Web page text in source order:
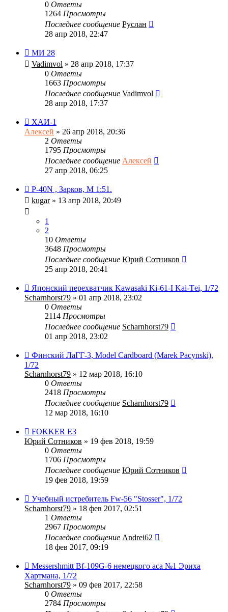
0 Ответы
1264 Просмотры
Последнее сообщение Руслан
28 апр 2018, 22:47
МИ 28
Vadimvol » 28 апр 2018, 17:37
0 Ответы
1663 Просмотры
Последнее сообщение Vadimvol
28 апр 2018, 17:37
ХАИ-1
Алексей » 26 апр 2018, 20:36
2 Ответы
1795 Просмотры
Последнее сообщение Алексей
27 апр 2018, 06:25
P-40N , Зарков, М 1:51.
kugar» 13 апр 2018, 20:49
1
2
10 Ответы
3648 Просмотры
Последнее сообщение Юрий Сотников
25 апр 2018, 20:41
Японский перехватчик Kawasaki Ki-61-I Kai-Тei, 1/72
Scharnhorst79 » 01 апр 2018, 23:02
0 Ответы
2114 Просмотры
Последнее сообщение Scharnhorst79
01 апр 2018, 23:02
Финский ЛаГГ-3, Model Cardboard (Marek Pacynski),
1/72
Scharnhorst79 » 12 мар 2018, 16:10
0 Ответы
2418 Просмотры
Последнее сообщение Scharnhorst79
12 мар 2018, 16:10
FOKKER E3
Юрий Сотников » 19 фев 2018, 19:59
0 Ответы
1706 Просмотры
Последнее сообщение Юрий Сотников
19 фев 2018, 19:59
Учебный истребитель Fw-56 "Stosser", 1/72
Scharnhorst79 » 18 фев 2017, 02:51
1 Ответы
2967 Просмотры
Последнее сообщение Andrei62
18 фев 2017, 09:19
Messershmitt Bf-109G-6 немецкого аса №1 Эриха
Хартмана, 1/72
Scharnhorst79 » 09 фев 2017, 22:58
0 Ответы
2784 Просмотры